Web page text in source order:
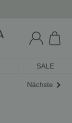
SALE
Nächste